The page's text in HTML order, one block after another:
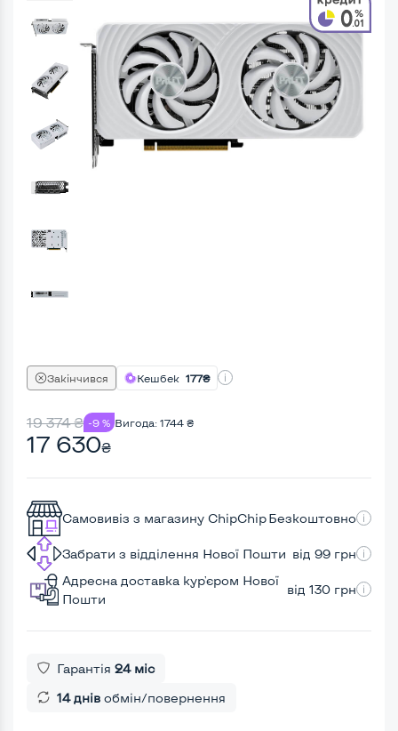
Закінчився Кешбек 177₴
19 374₴ -9 % Вигода: 1744 ₴
17 630₴
Самовивіз з магазину ChipChipБезкоштовно
Забрати з відділення Нової Пошти від 99 грн
Адресна доставка кур'єром Нової
Пошти
від 130 грн
Гарантія 24 міс
14 днів обмін/повернення